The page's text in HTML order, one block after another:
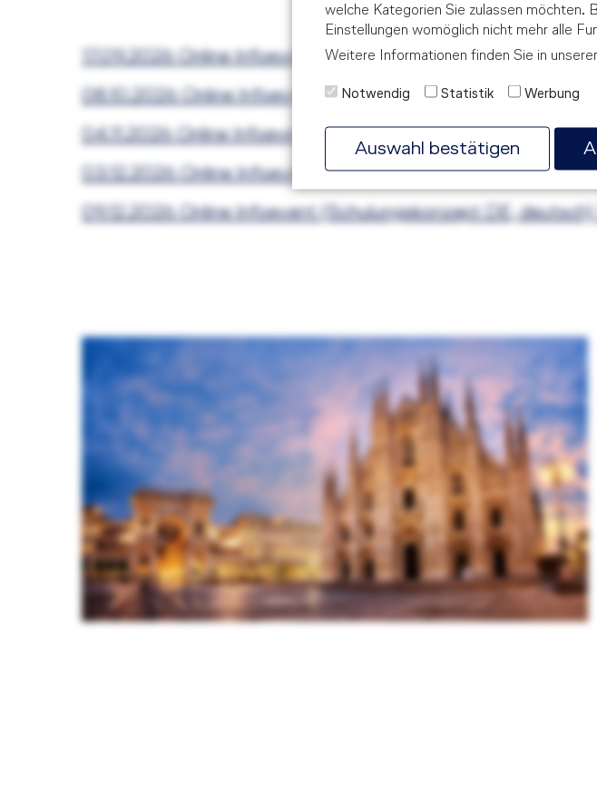
welche Kategorien Sie zulassen möchten.
Einstellungen womöglich nicht mehr alle
Weitere Informationen finden Sie in
Notwendig Statistik Werbung
Auswahl bestätigen
17.09.2026 Online Infoevent (Schulungskonzept DE,
08.10.2026 Online Infoevent (Schulungskonzept CH, deutsch)
04.11.2026 Online Infoevent (Schulungskonzept DE,
03.12.2026 Online Infoevent (Schulungskonzept CH,
09.12.2026 Online Infoevent (Schulungskonzept DE,